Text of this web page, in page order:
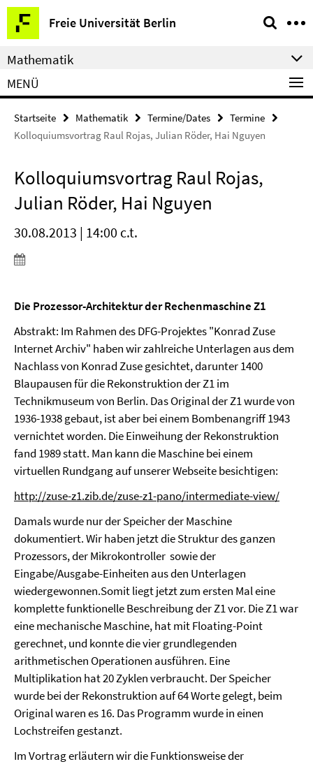
Springe
direkt
zu
Inhalt
Freie Universität Berlin
Service-
Navigation
Mathematik
MENÜ
Startseite Mathematik Termine/Dates
Termine
Kolloquiumsvortrag Raul Rojas, Julian Röder, Hai Nguyen
Kolloquiumsvortrag Raul Rojas,
Julian Röder, Hai Nguyen
30.08.2013 | 14:00 c.t.
Die Prozessor-Architektur der Rechenmaschine Z1
Abstrakt: Im Rahmen des DFG-Projektes "Konrad Zuse
Internet Archiv" haben wir zahlreiche Unterlagen aus dem
Nachlass von Konrad Zuse gesichtet, darunter 1400
Blaupausen für die Rekonstruktion der Z1 im
Technikmuseum von Berlin. Das Original der Z1 wurde von
1936-1938 gebaut, ist aber bei einem Bombenangriff 1943
vernichtet worden. Die Einweihung der Rekonstruktion
fand 1989 statt. Man kann die Maschine bei einem
virtuellen Rundgang auf unserer Webseite besichtigen:
http://zuse-z1.zib.de/zuse-z1-pano/intermediate-view/
Damals wurde nur der Speicher der Maschine
dokumentiert. Wir haben jetzt die Struktur des ganzen
Prozessors, der Mikrokontroller sowie der
Eingabe/Ausgabe-Einheiten aus den Unterlagen
wiedergewonnen.Somit liegt jetzt zum ersten Mal eine
komplette funktionelle Beschreibung der Z1 vor. Die Z1 war
eine mechanische Maschine, hat mit Floating-Point
gerechnet, und konnte die vier grundlegenden
arithmetischen Operationen ausführen. Eine
Multiplikation hat 20 Zyklen verbraucht. Der Speicher
wurde bei der Rekonstruktion auf 64 Worte gelegt, beim
Original waren es 16. Das Programm wurde in einen
Lochstreifen gestanzt.
Im Vortrag erläutern wir die Funktionsweise der